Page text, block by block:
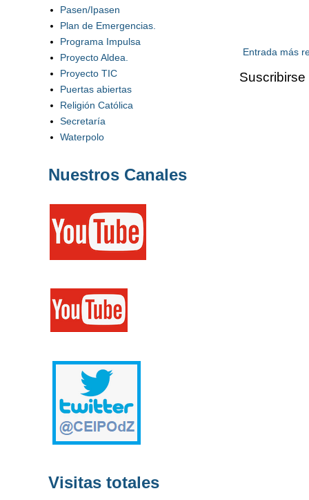
Entrada más
Pasen/Ipasen
Plan de Emergencias.
Programa Impulsa
Proyecto Aldea.
Proyecto TIC
Puertas abiertas
Religión Católica
Secretaría
Waterpolo
Nuestros Canales
Visitas totales